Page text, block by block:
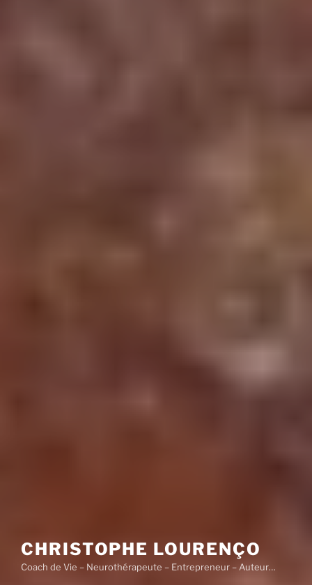
CHRISTOPHE LOURENÇO
Coach de Vie – Neurothérapeute – Entrepreneur – Auteur…